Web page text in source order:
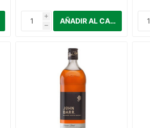
i
h